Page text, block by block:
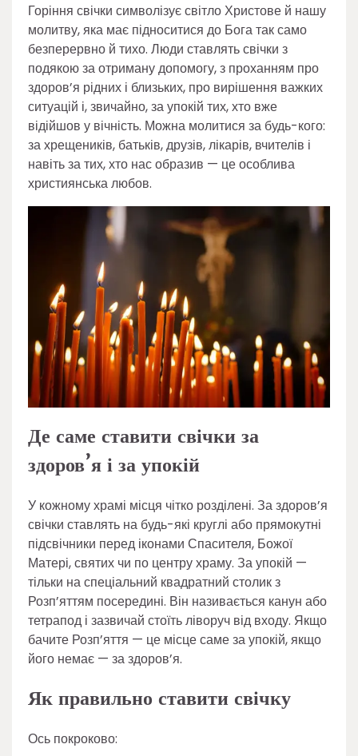
Горіння свічки символізує світло Христове й нашу
молитву, яка має підноситися до Бога так само
безперервно й тихо. Люди ставлять свічки з
подякою за отриману допомогу, з проханням про
здоров’я рідних і близьких, про вирішення важких
ситуацій і, звичайно, за упокій тих, хто вже
відійшов у вічність. Можна молитися за будь-кого:
за хрещеників, батьків, друзів, лікарів, вчителів і
навіть за тих, хто нас образив — це особлива
християнська любов.
Де саме ставити свічки за
здоров’я і за упокій
У кожному храмі місця чітко розділені. За здоров’я
свічки ставлять на будь-які круглі або прямокутні
підсвічники перед іконами Спасителя, Божої
Матері, святих чи по центру храму. За упокій —
тільки на спеціальний квадратний столик з
Розп’яттям посередині. Він називається канун або
тетрапод і зазвичай стоїть ліворуч від входу. Якщо
бачите Розп’яття — це місце саме за упокій, якщо
його немає — за здоров’я.
Як правильно ставити свічку
Ось покроково: